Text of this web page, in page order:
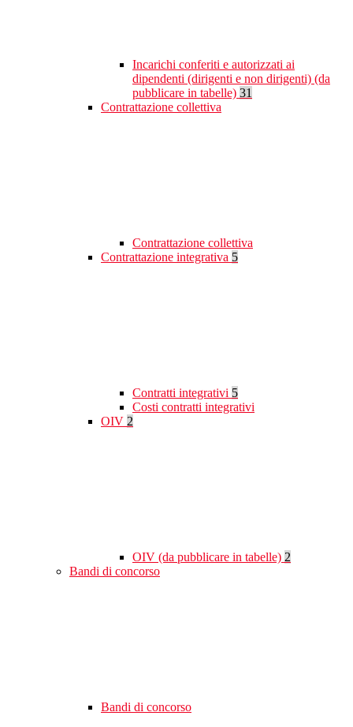
Incarichi conferiti e autorizzati ai
dipendenti (dirigenti e non dirigenti) (da
pubblicare in tabelle) 31
Contrattazione collettiva
Contrattazione collettiva
Contrattazione integrativa 5
Contratti integrativi 5
Costi contratti integrativi
OIV 2
OIV (da pubblicare in tabelle) 2
Bandi di concorso
Bandi di concorso